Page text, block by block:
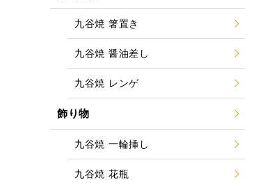
九谷焼 箸置き
九谷焼 醤油差し
九谷焼 レンゲ
飾り物
九谷焼 一輪挿し
九谷焼 花瓶